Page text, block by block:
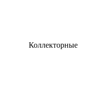
Коллекторные